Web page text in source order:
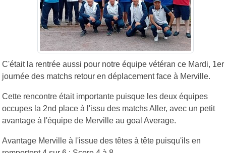
C'était la rentrée aussi pour notre équipe vétéran ce Mardi, 1er
journée des matchs retour en déplacement face à Merville.
Cette rencontre était importante puisque les deux équipes
occupes la 2nd place à l'issu des matchs Aller, avec un petit
avantage à l'équipe de Merville au goal Average.
Avantage Merville à l'issue des têtes à tête puisqu'ils en